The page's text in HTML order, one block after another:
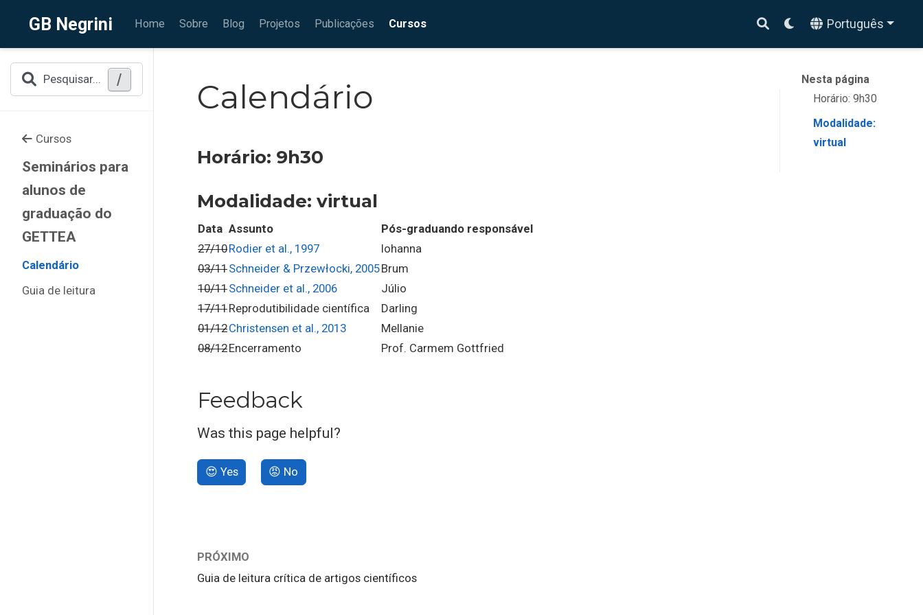
GB Negrini Home Sobre Blog Projetos Publicações Cursos Português
Pesquisar... /
Cursos
Seminários para
alunos de
graduação do
GETTEA
Calendário
Guia de leitura
Nesta página
Horário: 9h30
Modalidade:
virtual
Calendário
Horário: 9h30
Modalidade: virtual
Data Assunto
Pós-graduando responsável
27/10Rodier et al., 1997
Iohanna
03/11Schneider & Przewłocki, 2005Brum
10/11Schneider et al., 2006
Júlio
17/11Reprodutibilidade científica
Darling
01/12Christensen et al., 2013
Mellanie
08/12Encerramento Prof. Carmem Gottfried
Feedback
Was this page helpful?
😍 Yes 😡 No
PRÓXIMO
Guia de leitura crítica de artigos científicos